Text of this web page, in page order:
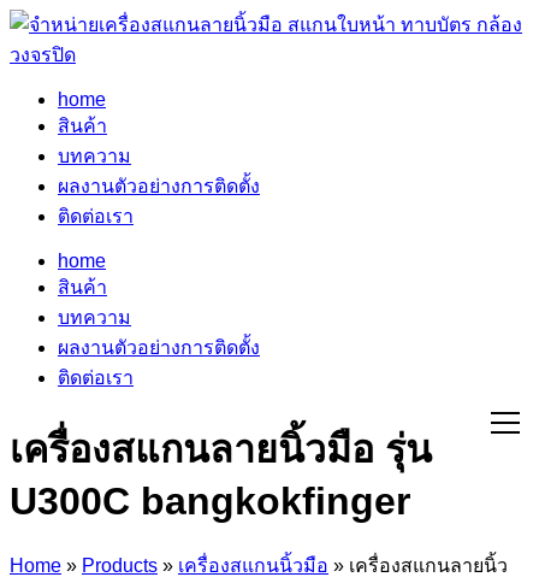
home
สินค้า
บทความ
ผลงานตัวอย่างการติดตั้ง
ติดต่อเรา
home
สินค้า
บทความ
ผลงานตัวอย่างการติดตั้ง
ติดต่อเรา
เครื่องสแกนลายนิ้วมือ รุ่น
U300C bangkokfinger
Home » Products » เครื่องสแกนนิ้วมือ » เครื่องสแกนลายนิ้ว